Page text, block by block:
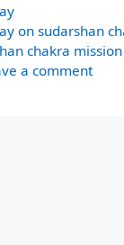
on sudarshan
chakra
a comment